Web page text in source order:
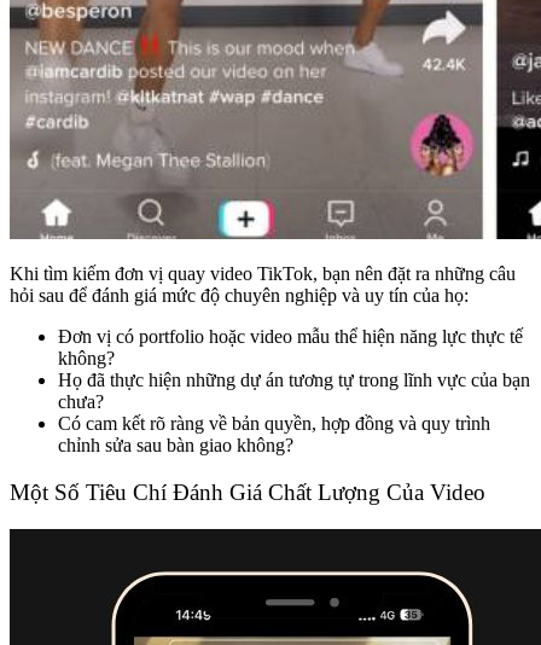
Khi tìm kiếm đơn vị quay video TikTok, bạn nên đặt ra những câu
hỏi sau để đánh giá mức độ chuyên nghiệp và uy tín của họ:
Đơn vị có portfolio hoặc video mẫu thể hiện năng lực thực tế
không?
Họ đã thực hiện những dự án tương tự trong lĩnh vực của bạn
chưa?
Có cam kết rõ ràng về bản quyền, hợp đồng và quy trình
chỉnh sửa sau bàn giao không?
Một Số Tiêu Chí Đánh Giá Chất Lượng Của Video